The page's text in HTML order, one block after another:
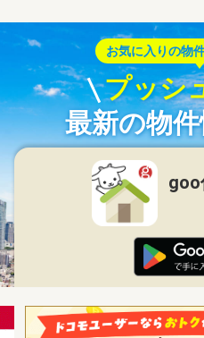
お気に入りの物
プッシ
最新の物
goo